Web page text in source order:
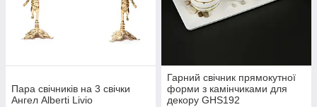
Пара свічників на 3 свічки
Ангел Alberti Livio
Гарний свічник прямокутної
форми з камінчиками для
декору GHS192